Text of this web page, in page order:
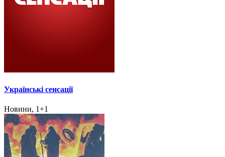
Українські сенсації
Новини, 1+1